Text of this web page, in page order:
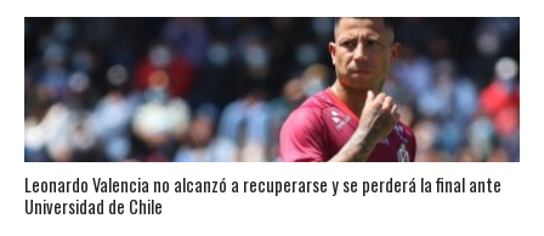
Leonardo Valencia no alcanzó a recuperarse y se perderá la final ante
Universidad de Chile